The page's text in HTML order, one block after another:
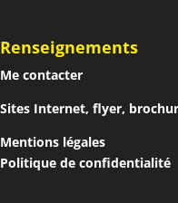
Renseignements
Me contacter
Sites Internet, flyer,
Mentions légales
Politique de confidentialité